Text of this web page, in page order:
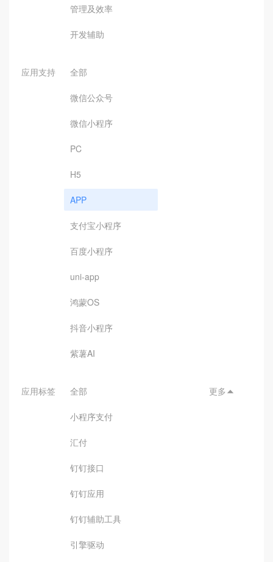
管理及效率
开发辅助
应用支持 全部
微信公众号
微信小程序
PC
H5
APP
支付宝小程序
百度小程序
uni-app
鸿蒙OS
抖音小程序
紫薯AI
应用标签 全部
小程序支付
汇付
钉钉接口
钉钉应用
钉钉辅助工具
引擎驱动
更多 